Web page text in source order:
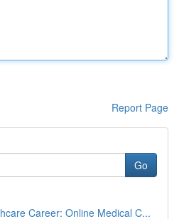
Report Page
Go
Career: Online Medical C...